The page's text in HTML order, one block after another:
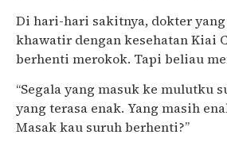
Di hari-hari sakitnya, dokter yang
khawatir dengan kesehatan Kiai
berhenti merokok. Tapi beliau
“Segala yang masuk ke mulutku
yang terasa enak. Yang masih
Masak kau suruh berhenti?”